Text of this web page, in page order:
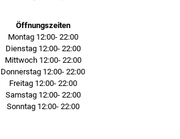
Öffnungszeiten
Montag 12:00- 22:00
Dienstag 12:00- 22:00
Mittwoch 12:00- 22:00
Donnerstag 12:00- 22:00
Freitag 12:00- 22:00
Samstag 12:00- 22:00
Sonntag 12:00- 22:00